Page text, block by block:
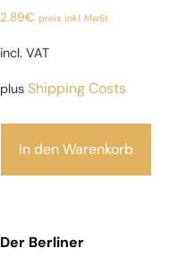
2.89€ preis inkl. MwSt
incl. VAT
plus Shipping Costs
In den Warenkorb
Der Berliner